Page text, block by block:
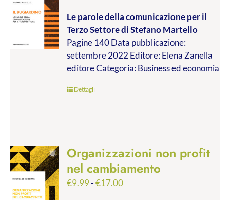
prezzo:
da
€9.99
a
€19.00
Le parole della comunicazione per il
Terzo Settoredi Stefano Martello
Pagine 140 Data pubblicazione:
settembre 2022 Editore: Elena Zanella
editore Categoria: Business ed economia
Dettagli
Organizzazioni non profit
nel cambiamento
€9.99-€17.00Fascia